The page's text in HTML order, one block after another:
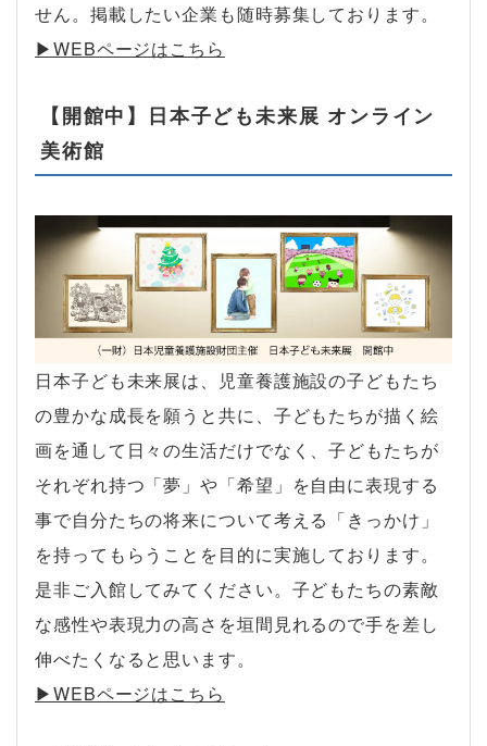
せん。掲載したい企業も随時募集しております。
▶︎WEBページはこちら
【開館中】日本子ども未来展 オンライン
美術館
日本子ども未来展は、児童養護施設の子どもたち
の豊かな成長を願うと共に、子どもたちが描く絵
画を通して日々の生活だけでなく、子どもたちが
それぞれ持つ「夢」や「希望」を自由に表現する
事で自分たちの将来について考える「きっかけ」
を持ってもらうことを目的に実施しております。
是非ご入館してみてください。子どもたちの素敵
な感性や表現力の高さを垣間見れるので手を差し
伸べたくなると思います。
▶︎WEBページはこちら